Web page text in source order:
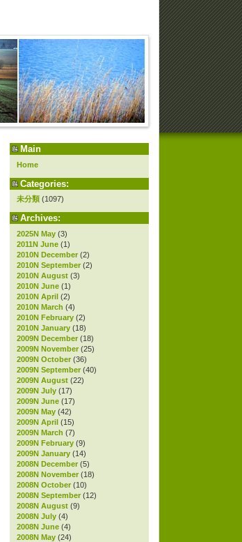
Main
Home
Categories:
未分類 (1097)
Archives:
2025N May (3)
2011N June (1)
2010N December (2)
2010N September (2)
2010N August (3)
2010N June (1)
2010N April (2)
2010N March (4)
2010N February (2)
2010N January (18)
2009N December (18)
2009N November (25)
2009N October (36)
2009N September (40)
2009N August (22)
2009N July (17)
2009N June (17)
2009N May (42)
2009N April (15)
2009N March (7)
2009N February (9)
2009N January (14)
2008N December (5)
2008N November (18)
2008N October (10)
2008N September (12)
2008N August (9)
2008N July (4)
2008N June (4)
2008N May (24)